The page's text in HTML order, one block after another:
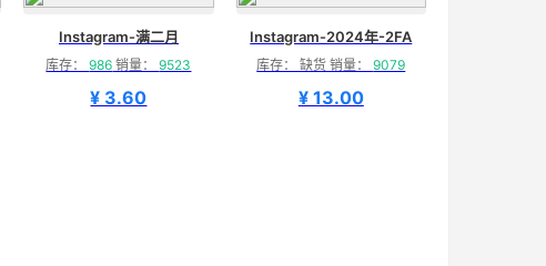
Instagram-满二月
库存：986 销量：9523
¥ 3.60
Instagram-2024年-2FA
库存： 缺货 销量：9079
¥ 13.00